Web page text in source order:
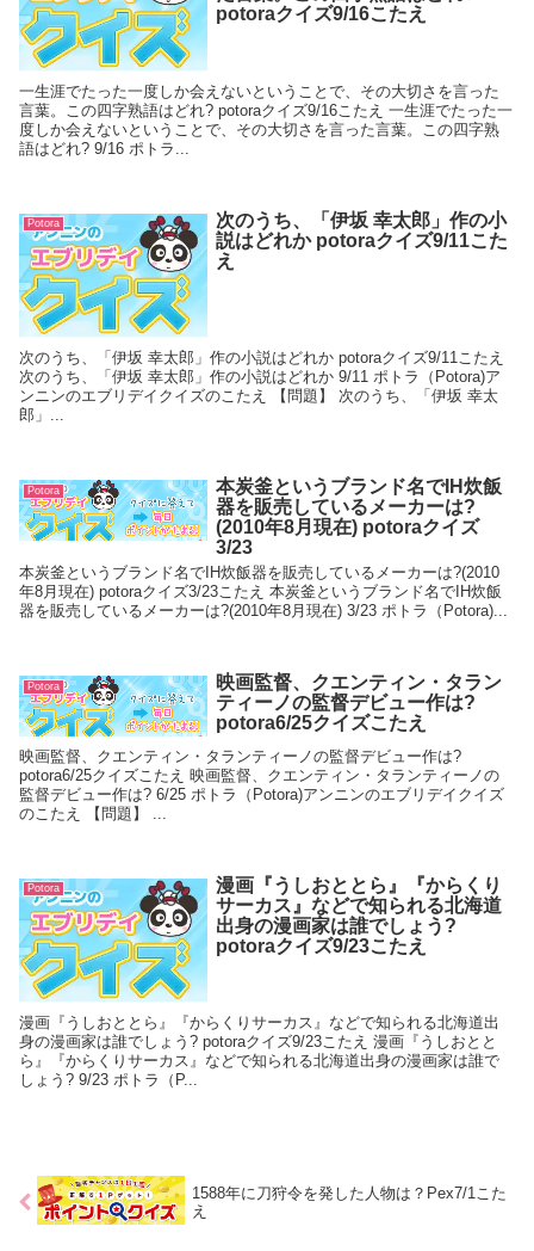
potoraクイズ9/16こたえ
一生涯でたった一度しか会えないということで、その大切さを言った
言葉。この四字熟語はどれ? potoraクイズ9/16こたえ 一生涯でたった一
度しか会えないということで、その大切さを言った言葉。この四字熟
語はどれ? 9/16 ポトラ...
Potora
次のうち、「伊坂 幸太郎」作の小
説はどれか potoraクイズ9/11こた
え
次のうち、「伊坂 幸太郎」作の小説はどれか potoraクイズ9/11こたえ
次のうち、「伊坂 幸太郎」作の小説はどれか 9/11 ポトラ（Potora)ア
ンニンのエブリデイクイズのこたえ 【問題】 次のうち、「伊坂 幸太
郎」...
Potora
本炭釜というブランド名でIH炊飯
器を販売しているメーカーは?
(2010年8月現在) potoraクイズ
3/23
本炭釜というブランド名でIH炊飯器を販売しているメーカーは?(2010
年8月現在) potoraクイズ3/23こたえ 本炭釜というブランド名でIH炊飯
器を販売しているメーカーは?(2010年8月現在) 3/23 ポトラ（Potora)...
Potora
映画監督、クエンティン・タラン
ティーノの監督デビュー作は?
potora6/25クイズこたえ
映画監督、クエンティン・タランティーノの監督デビュー作は?
potora6/25クイズこたえ 映画監督、クエンティン・タランティーノの
監督デビュー作は? 6/25 ポトラ（Potora)アンニンのエブリデイクイズ
のこたえ 【問題】 ...
Potora
漫画『うしおととら』『からくり
サーカス』などで知られる北海道
出身の漫画家は誰でしょう?
potoraクイズ9/23こたえ
漫画『うしおととら』『からくりサーカス』などで知られる北海道出
身の漫画家は誰でしょう? potoraクイズ9/23こたえ 漫画『うしおとと
ら』『からくりサーカス』などで知られる北海道出身の漫画家は誰で
しょう? 9/23 ポトラ（P...
1588年に刀狩令を発した人物は？Pex7/1こた
え